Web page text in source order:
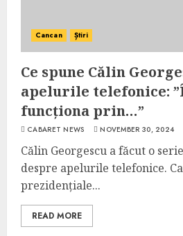
Cancan Știri
Ce spune Călin
apelurile telefonice:
funcționa prin…”
CABARET NEWS NOVEMBER 30, 2024
Călin Georgescu a făcut o
despre apelurile telefonice.
prezidențiale...
READ MORE